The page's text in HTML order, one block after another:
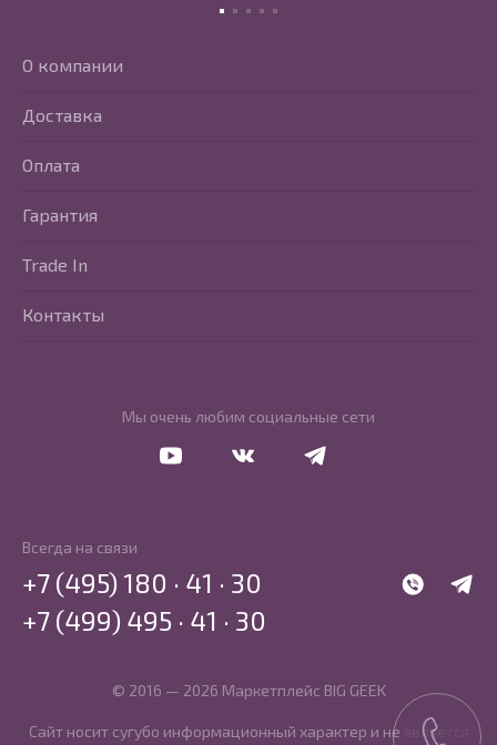
Мы очень любим социальные сети
О компании
Доставка
Оплата
Гарантия
Trade In
Контакты
Всегда на связи
WhatsApp
+7 (495) 180 · 41 · 30
+7 (499) 495 · 41 · 30
© 2016 — 2026 Маркетплейс BIG GEEK
Сайт носит сугубо информационный характер и не является